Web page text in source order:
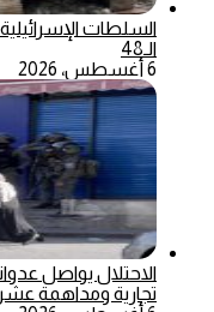
السلطات
الـ48
6 أغسطس، 2026
الاحتلال يواصل
تجارية ومداهمة